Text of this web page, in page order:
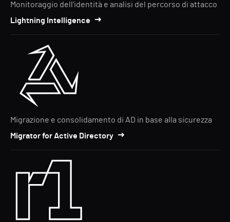
Monitoraggio dell'identità e analisi del percorso di attacco
Lightning Intelligence
Migrazione e consolidamento di AD in base alla sicurezza
Migrator for Active Directory